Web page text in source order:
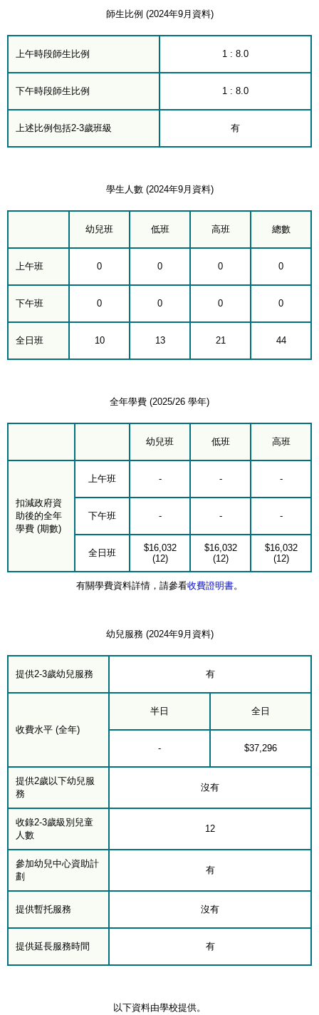
師生比例 (2024年9月資料)
上午時段師生比例 1 : 8.0
下午時段師生比例 1 : 8.0
上述比例包括2-3歲班級 有
學生人數 (2024年9月資料)
幼兒班 低班 高班 總數
上午班 0 0 0 0
下午班 0 0 0 0
全日班 10 13 21 44
全年學費 (2025/26 學年)
幼兒班 低班 高班
扣減政府資
助後的全年
學費 (期數)
上午班 - - -
下午班 - - -
全日班
$16,032
(12)
$16,032
(12)
$16,032
(12)
有關學費資料詳情，請參看收費證明書。
幼兒服務 (2024年9月資料)
提供2-3歲幼兒服務 有
收費水平 (全年)
半日 全日
- $37,296
提供2歲以下幼兒服
務
沒有
收錄2-3歲級別兒童
人數
12
參加幼兒中心資助計
劃
有
提供暫托服務 沒有
提供延長服務時間 有
以下資料由學校提供。